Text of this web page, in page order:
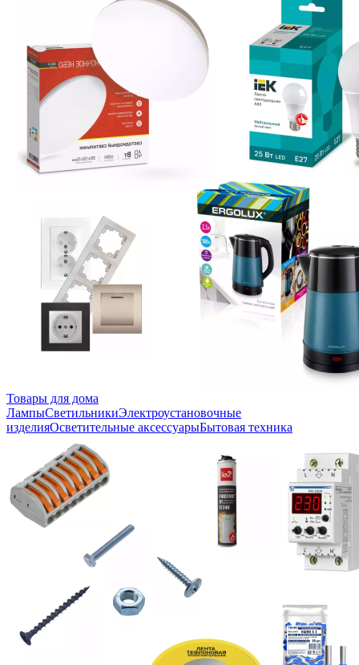
Товары для дома
ЛампыСветильникиЭлектроустановочные
изделияОсветительные аксессуарыБытовая техника